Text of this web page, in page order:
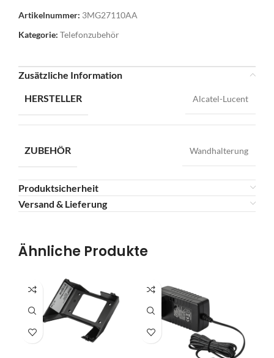
Artikelnummer: 3MG27110AA
Kategorie: Telefonzubehör
Zusätzliche Information
HERSTELLER
Alcatel-Lucent
ZUBEHÖR Wandhalterung
Produktsicherheit
Versand & Lieferung
Ähnliche Produkte